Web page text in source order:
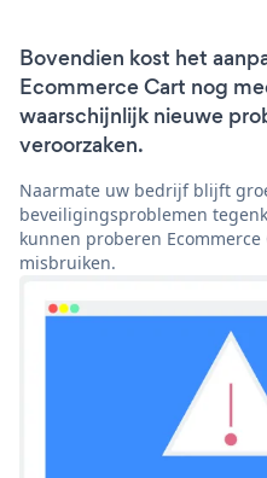
Bovendien kost het
Ecommerce Cart nog
waarschijnlijk nieuwe
veroorzaken.
Naarmate uw bedrijf blijft
beveiligingsproblemen
kunnen proberen
misbruiken.